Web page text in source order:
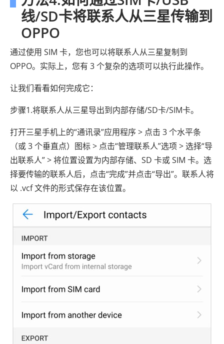
线/SD卡将联系人从三星传输到
OPPO
通过使用 SIM 卡，您也可以将联系人从三星复制到
OPPO。实际上，您有 3 个复杂的选项可以执行此操作。
让我们看看如何完成它：
步骤1.将联系人从三星导出到内部存储/SD卡/SIM卡。
打开三星手机上的“通讯录”应用程序 > 点击 3 个水平条
（或 3 个垂直点）图标 > 点击“管理联系人”选项 > 选择“导
出联系人” > 将位置设置为内部存储、SD 卡或 SIM 卡。选
择要传输的联系人后，点击“完成”并点击“导出”。联系人将
以 .vcf 文件的形式保存在该位置。